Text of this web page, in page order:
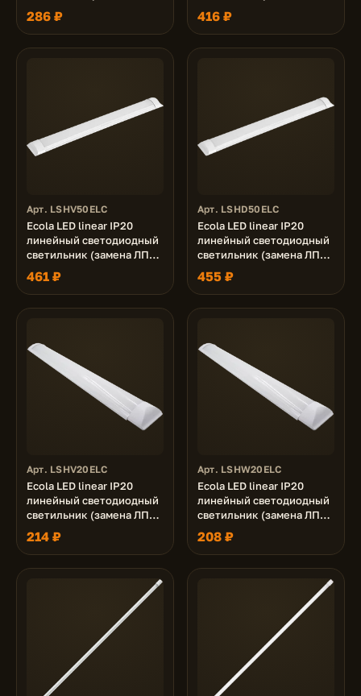
36W 220V 6500K
1200x75x25
286 ₽
50W 220V 6500K
1200x75x23
416 ₽
Арт. LSHV50ELC
Ecola LED linear IP20
линейный светодиодный
светильник (замена ЛПО)
50W 220V 4200K
1500x75x25
461 ₽
Арт. LSHD50ELC
Ecola LED linear IP20
линейный светодиодный
светильник (замена ЛПО)
50W 220V 6500K
1500x75x25
455 ₽
Арт. LSHV20ELC
Ecola LED linear IP20
линейный светодиодный
светильник (замена ЛПО)
20W 220V 4200K
605x75x25
214 ₽
Арт. LSHW20ELC
Ecola LED linear IP20
линейный светодиодный
светильник (замена ЛПО)
20W 220V 2700K
600x75x25
208 ₽